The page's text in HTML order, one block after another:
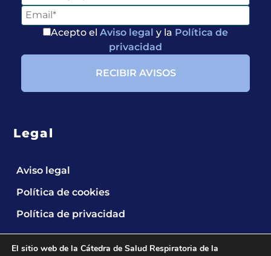
Acepto el Aviso legal y la Política de
privacidad
Legal
Aviso legal
Política de cookies
Política de privacidad
El sitio web de la Cátedra de Salud Respiratoria de la